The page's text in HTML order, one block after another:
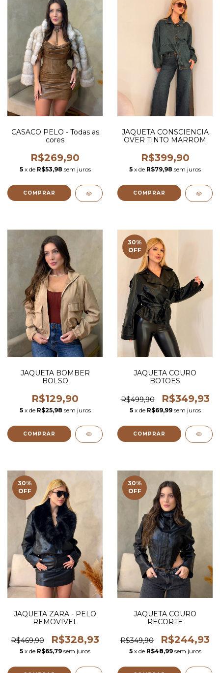
CASACO PELO - Todas as
cores
R$269,90
5 x de R$53,98 sem juros
COMPRAR
JAQUETA CONSCIENCIA
OVER TINTO MARROM
R$399,90
5 x de R$79,98 sem juros
COMPRAR
JAQUETA BOMBER
BOLSO
R$129,90
5 x de R$25,98 sem juros
COMPRAR
30%
OFF
JAQUETA COURO
BOTOES
R$499,90 R$349,93
5 x de R$69,99 sem juros
COMPRAR
30%
OFF
JAQUETA ZARA - PELO
REMOVIVEL
R$469,90 R$328,93
5 x de R$65,79 sem juros
30%
OFF
JAQUETA COURO
RECORTE
R$349,90 R$244,93
5 x de R$48,99 sem juros